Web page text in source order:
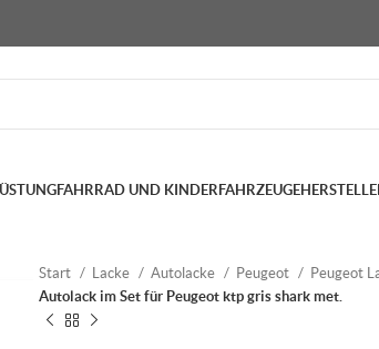
FAHRRAD UND KINDERFAHRZEUGE
Start Lacke Autolacke Peugeot
Peugeot
Autolack im Set für Peugeot ktp gris shark met.